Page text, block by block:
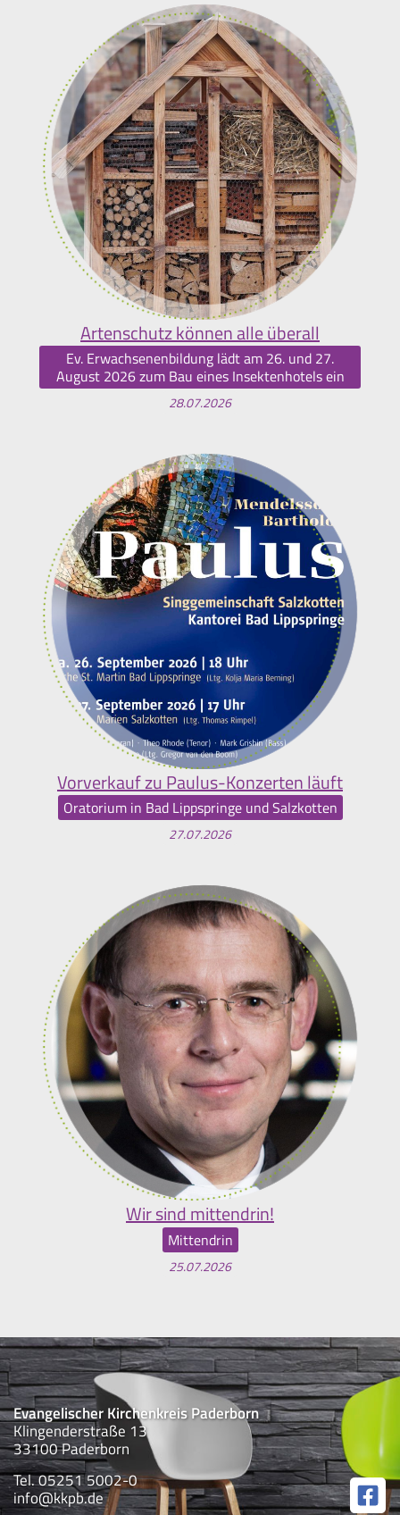
Artenschutz können alle überall
Ev. Erwachsenenbildung lädt am 26. und 27.
August 2026 zum Bau eines Insektenhotels ein
28.07.2026
Vorverkauf zu Paulus-Konzerten läuft
Oratorium in Bad Lippspringe und Salzkotten
27.07.2026
Wir sind mittendrin!
Mittendrin
25.07.2026
Evangelischer Kirchenkreis Paderborn
Klingenderstraße 13
33100 Paderborn
Tel. 05251 5002-0
info@kkpb.de